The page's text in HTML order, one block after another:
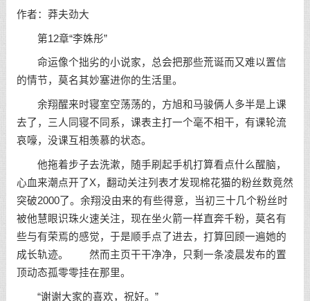
作者：莽夫劲大
第12章“李姝彤”
命运像个拙劣的小说家，总会把那些荒诞而又难以置信
的情节，莫名其妙塞进你的生活里。
余翔醒来时寝室空荡荡的，方旭和马骏俩人多半是上课
去了，三人同寝不同系，课表主打一个毫不相干，有课轮流
哀嚎，没课互相羡慕的状态。
他拖着步子去洗漱，随手刷起手机打算看点什么醒脑，
心血来潮点开了X，翻动关注列表才发现棉花猫的粉丝数竟然
突破2000了。余翔没由来的有些得意，当初三十几个粉丝时
被他慧眼识珠火速关注，现在坐火箭一样直奔千粉，莫名有
些与有荣焉的感觉，于是顺手点了进去，打算回顾一遍她的
成长轨迹。 然而主页干干净净，只剩一条凌晨发布的置
顶动态孤零零挂在那里。
“谢谢大家的喜欢，祝好。”